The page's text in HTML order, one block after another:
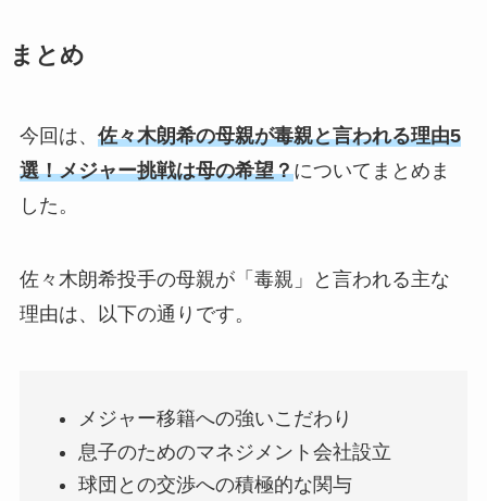
まとめ
今回は、 佐々木朗希の母親が毒親と言われる理由5
選！メジャー挑戦は母の希望？についてまとめま
した。
佐々木朗希投手の母親が「毒親」と言われる主な
理由は、以下の通りです。
メジャー移籍への強いこだわり
息子のためのマネジメント会社設立
球団との交渉への積極的な関与